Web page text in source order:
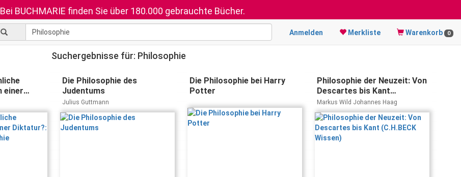
Bei BUCHMARIE finden Sie über 180.000 gebrauchte Bücher.
Anmelden Merkliste Warenkorb 0
Suchergebnisse für: Philosophie
einer
Die Philosophie des
Judentums
Julius Guttmann
Die Philosophie bei Harry
Potter
Philosophie der Neuzeit: Von
Descartes bis Kant
(C.H.BECK Wissen)
Markus Wild Johannes Haag